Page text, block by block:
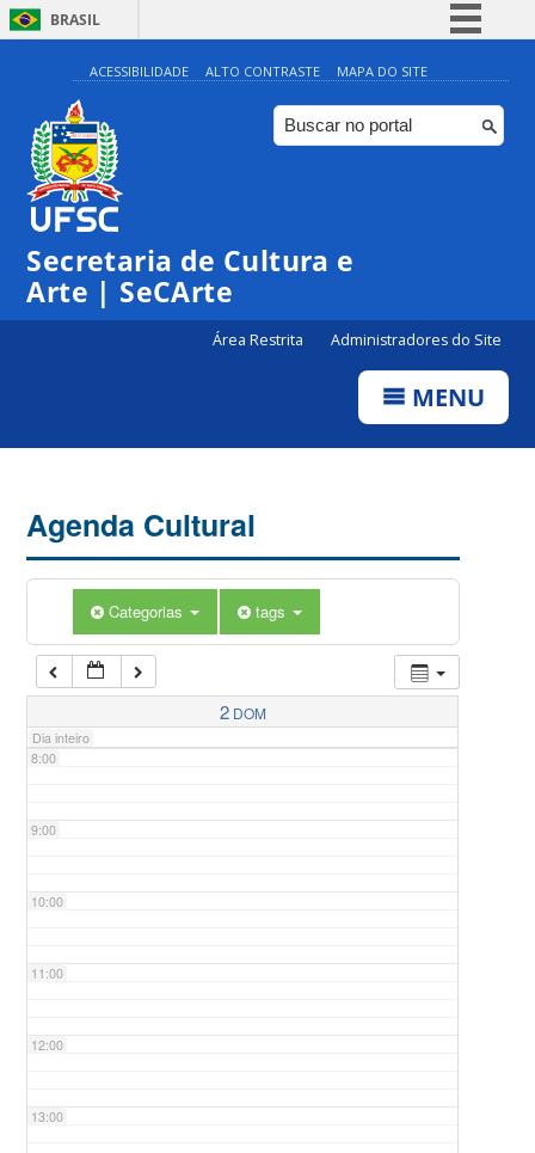
BRASIL
Simplifique!
Comunica BR
Participe
ACESSIBILIDADE ALTO CONTRASTE MAPA DO SITE
Secretaria de Cultura e
Arte | SeCArte
Área Restrita Administradores do Site
MENU
Agenda Cultural
Categorias tags
2 DOM
Dia inteiro
0:00
1:00
5:00
7:00
8:00
9:00
10:00
11:00
12:00
13:00